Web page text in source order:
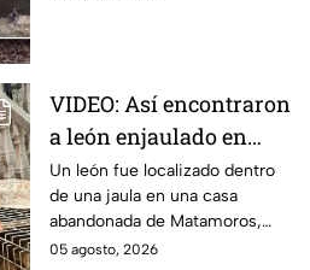
VIDEO: Así encontraron
a león enjaulado en
casa abandonada en
Matamoros,
Tamaulipas
Un león fue localizado dentro
de una jaula en una casa
abandonada de Matamoros,
Tamaulipas. El hallazgo
05 agosto, 2026